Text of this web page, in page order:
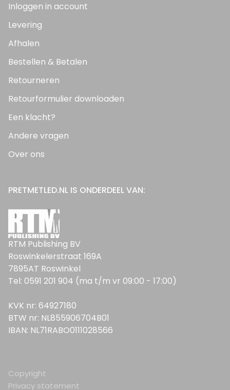
Inloggen in account
Levering
Afhalen
Bestellen & Betalen
Retourneren
Retourformulier downloaden
Een klacht?
Andere vragen
Over ons
PRETMETLED.NL IS ONDERDEEL VAN:
RTM Publishing BV
Roswinkelerstraat 169A
7895AT Roswinkel
Tel: 0591 201 904 (ma t/m vr 09:00 - 17:00)
KVK nr: 64927180
BTW nr: NL855906704B01
IBAN: NL71RABO0111028566
Copyright
Privacy statement